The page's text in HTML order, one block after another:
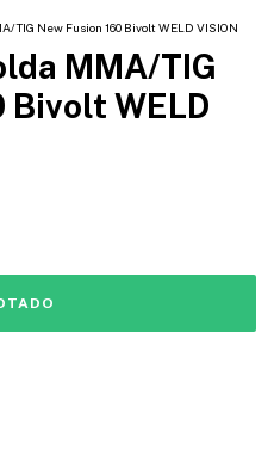
TIG New Fusion 160 Bivolt WELD VISION
MMA/TIG
Bivolt WELD